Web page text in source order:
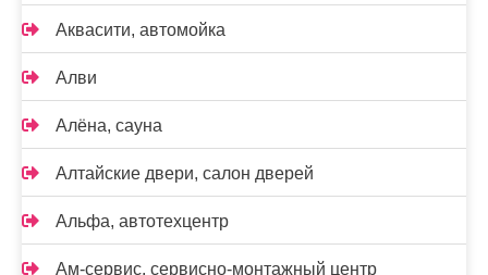
Аквасити, автомойка
Алви
Алёна, сауна
Алтайские двери, салон дверей
Альфа, автотехцентр
Ам-сервис, сервисно-монтажный центр